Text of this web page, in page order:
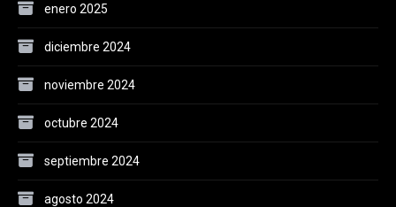
enero 2025
diciembre 2024
noviembre 2024
octubre 2024
septiembre 2024
agosto 2024